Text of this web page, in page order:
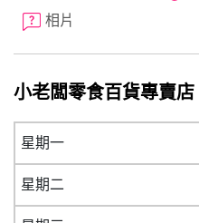
相片
小老闆零食百貨專賣
星期一
星期二